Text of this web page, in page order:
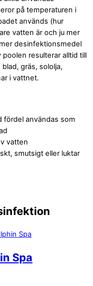
på temperaturen i
används (hur
vatten är och ju mer
desinfektionsmedel
resulterar alltid till
gräs, sololja,
i vattnet.
fördel användas som
vatten
smutsigt eller luktar
Spa